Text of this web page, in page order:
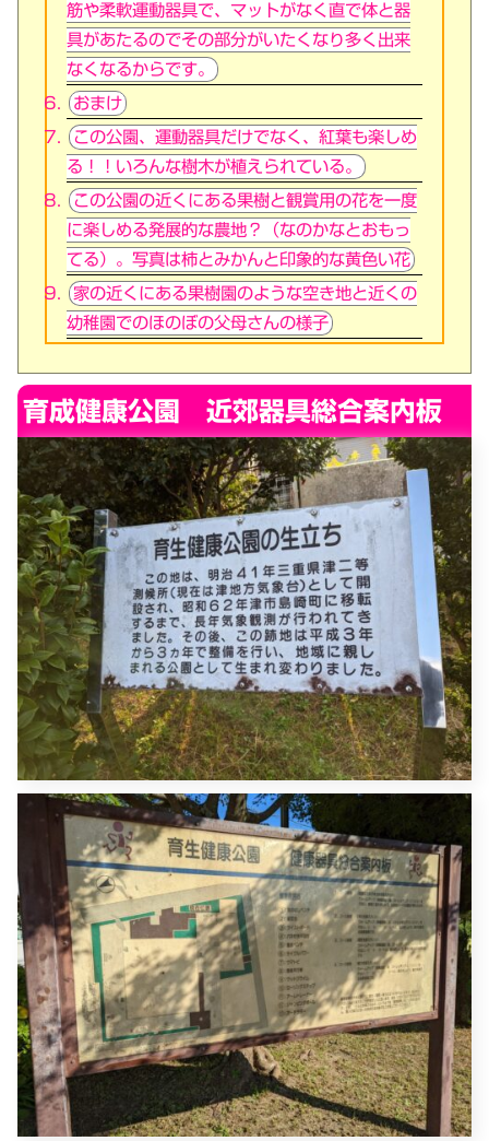
筋や柔軟運動器具で、マットがなく直で体と器
具があたるのでその部分がいたくなり多く出来
なくなるからです。
おまけ
この公園、運動器具だけでなく、紅葉も楽しめ
る！！いろんな樹木が植えられている。
この公園の近くにある果樹と観賞用の花を一度
に楽しめる発展的な農地？（なのかなとおもっ
てる）。写真は柿とみかんと印象的な黄色い花
家の近くにある果樹園のような空き地と近くの
幼稚園でのほのぼの父母さんの様子
育成健康公園 近郊器具総合案内板